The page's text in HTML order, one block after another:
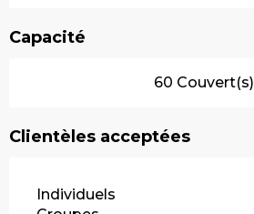
Capacité
60 Couvert(s)
Clientèles acceptées
Individuels